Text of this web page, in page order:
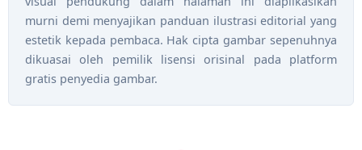
murni demi menyajikan panduan ilustrasi editorial yang
estetik kepada pembaca. Hak cipta gambar sepenuhnya
dikuasai oleh pemilik lisensi orisinal pada platform
gratis penyedia gambar.